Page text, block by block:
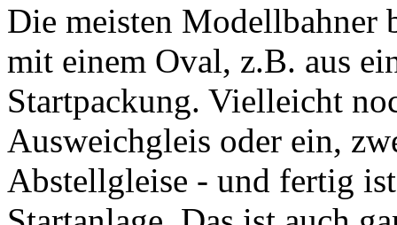
Die meisten Modellbahner
mit einem Oval, z.B. aus
Startpackung. Vielleicht
Ausweichgleis oder ein,
Abstellgleise - und fertig